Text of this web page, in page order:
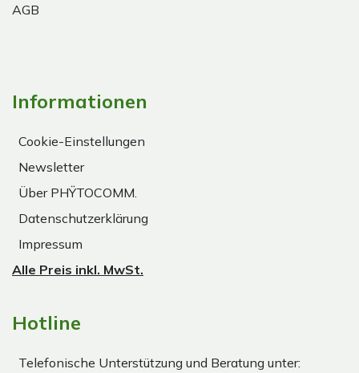
AGB
Informationen
Cookie-Einstellungen
Newsletter
Über PHŸTOCOMM.
Datenschutzerklärung
Impressum
Alle Preis inkl. MwSt.
Hotline
Telefonische Unterstützung und Beratung unter: